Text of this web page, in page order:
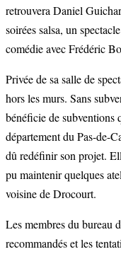
retrouvera Daniel
soirées salsa, un
comédie avec Frédéric
Privée de sa salle de
hors les murs. Sans
bénéficie de subventions
département du Pas-de-
dû redéfinir son projet.
pu maintenir quelques
voisine de Drocourt.
Les membres du bureau
recommandés et les